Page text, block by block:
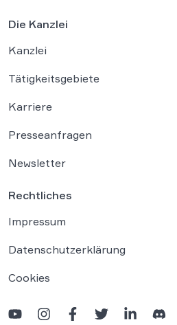
Die Kanzlei
Kanzlei
Tätigkeitsgebiete
Karriere
Presseanfragen
Newsletter
Rechtliches
Impressum
Datenschutzerklärung
Cookies